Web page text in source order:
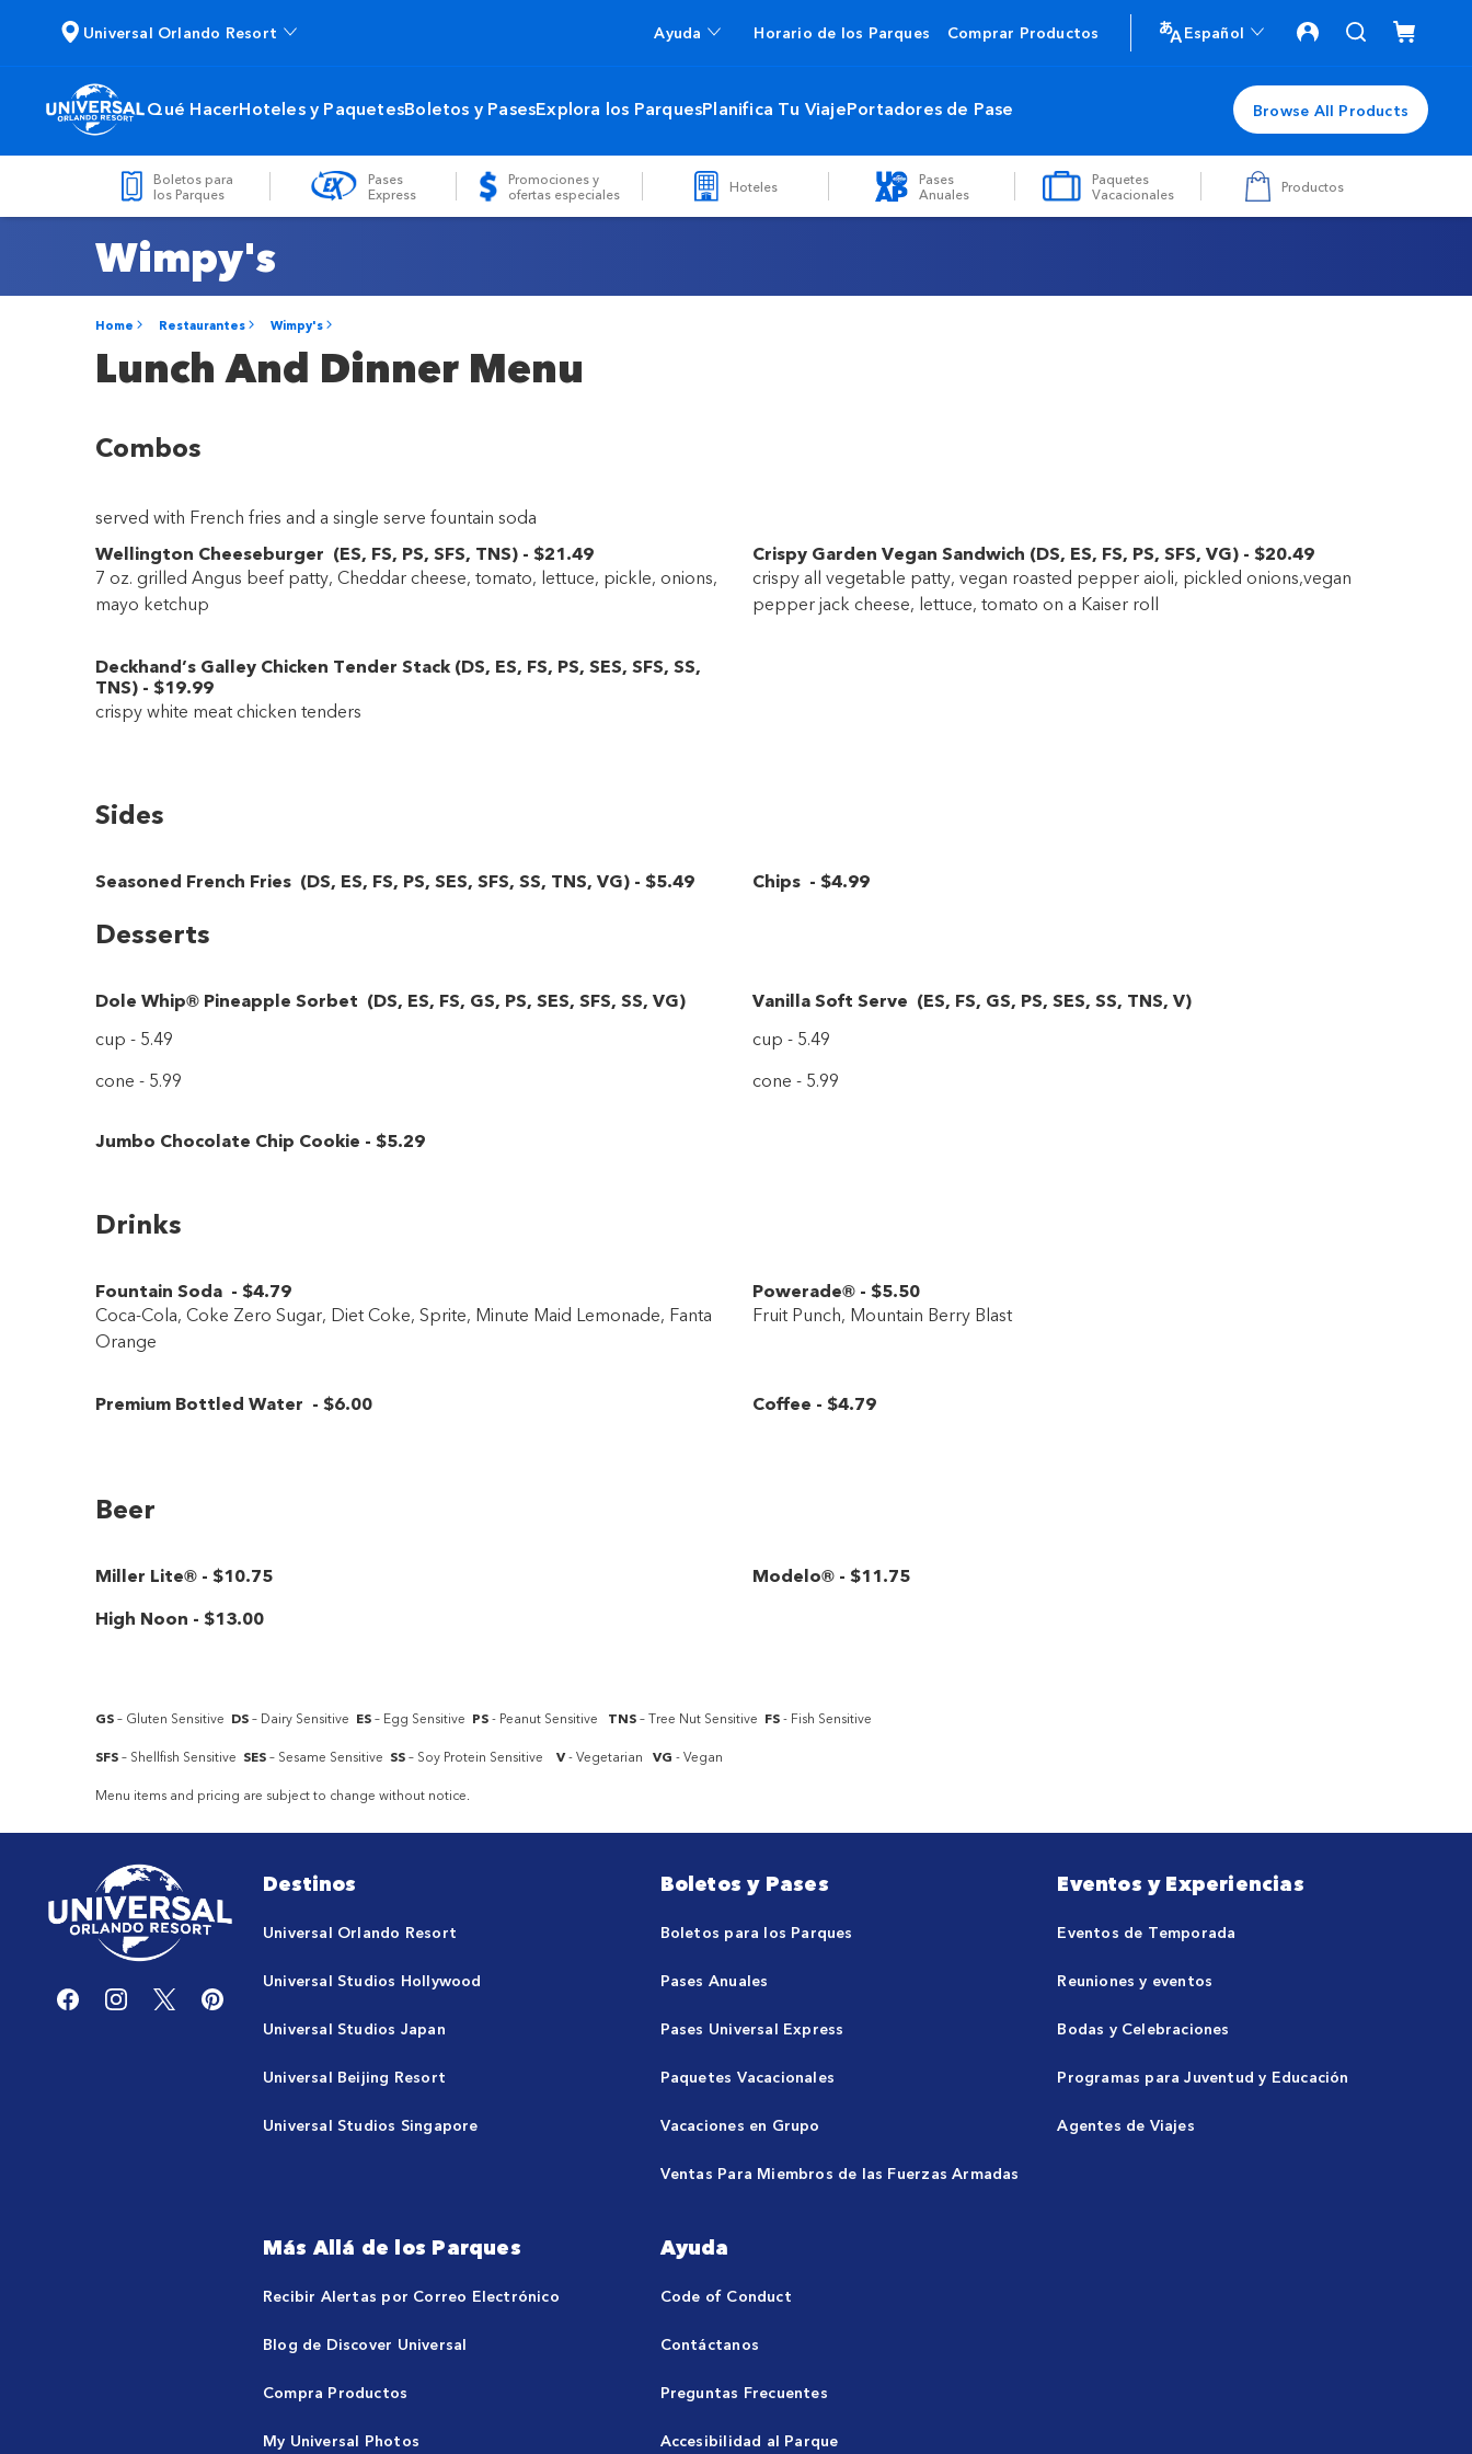
Universal Orlando Resort Ayuda Horario de los Parques Comprar Productos Español
Qué HacerHoteles y PaquetesBoletos y PasesExplora los ParquesPlanifica Tu ViajePortadores de Pase Browse All Products
Boletos para
los Parques
Pases
Express
Promociones y
ofertas especiales
Hoteles
Pases
Anuales
Paquetes
Vacacionales
Productos
Wimpy's
Home Restaurantes Wimpy's
Lunch And Dinner Menu
Combos
served with French fries and a single serve fountain soda
Wellington Cheeseburger (ES, FS, PS, SFS, TNS) - $21.49
7 oz. grilled Angus beef patty, Cheddar cheese, tomato, lettuce, pickle, onions,
mayo ketchup
Crispy Garden Vegan Sandwich (DS, ES, FS, PS, SFS, VG) - $20.49
crispy all vegetable patty, vegan roasted pepper aioli, pickled onions,vegan
pepper jack cheese, lettuce, tomato on a Kaiser roll
Deckhand’s Galley Chicken Tender Stack (DS, ES, FS, PS, SES, SFS, SS,
TNS) - $19.99
crispy white meat chicken tenders
Sides
Seasoned French Fries (DS, ES, FS, PS, SES, SFS, SS, TNS, VG) - $5.49 Chips - $4.99
Desserts
Dole Whip® Pineapple Sorbet (DS, ES, FS, GS, PS, SES, SFS, SS, VG)
cup - 5.49
cone - 5.99
Vanilla Soft Serve (ES, FS, GS, PS, SES, SS, TNS, V)
cup - 5.49
cone - 5.99
Jumbo Chocolate Chip Cookie - $5.29
Drinks
Fountain Soda - $4.79
Coca-Cola, Coke Zero Sugar, Diet Coke, Sprite, Minute Maid Lemonade, Fanta
Orange
Powerade® - $5.50
Fruit Punch, Mountain Berry Blast
Premium Bottled Water - $6.00 Coffee - $4.79
Beer
Miller Lite® - $10.75 Modelo® - $11.75
High Noon - $13.00
GS– Gluten Sensitive DS– Dairy Sensitive ES– Egg Sensitive PS- Peanut Sensitive TNS– Tree Nut Sensitive FS- Fish Sensitive
SFS– Shellfish Sensitive SES– Sesame Sensitive SS– Soy Protein Sensitive V- Vegetarian VG - Vegan
Menu items and pricing are subject to change without notice.
Destinos
Universal Orlando Resort
Universal Studios Hollywood
Universal Studios Japan
Universal Beijing Resort
Universal Studios Singapore
Boletos y Pases
Boletos para los Parques
Pases Anuales
Pases Universal Express
Paquetes Vacacionales
Vacaciones en Grupo
Ventas Para Miembros de las Fuerzas Armadas
Eventos y Experiencias
Eventos de Temporada
Reuniones y eventos
Bodas y Celebraciones
Programas para Juventud y Educación
Agentes de Viajes
Más Allá de los Parques
Recibir Alertas por Correo Electrónico
Blog de Discover Universal
Compra Productos
My Universal Photos
Ayuda
Code of Conduct
Contáctanos
Preguntas Frecuentes
Accesibilidad al Parque